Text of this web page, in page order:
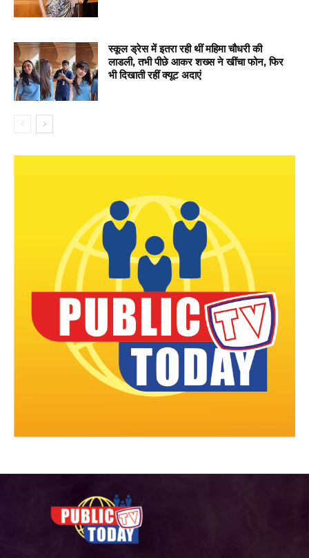
स्कूल ड्रेस में इतरा रही थीं महिमा चौधरी की
लाडली, तभी पीछे आकर शख्स ने खींचा फोन, फिर
भी दिखाती रहीं क्यूट अदाएं